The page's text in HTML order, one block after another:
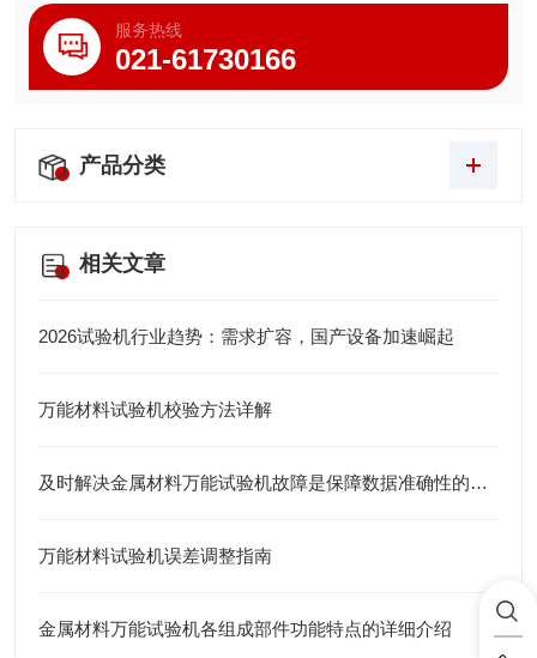
服务热线
021-61730166
产品分类
相关文章
2026试验机行业趋势：需求扩容，国产设备加速崛起
万能材料试验机校验方法详解
及时解决金属材料万能试验机故障是保障数据准确性的关键
万能材料试验机误差调整指南
金属材料万能试验机各组成部件功能特点的详细介绍